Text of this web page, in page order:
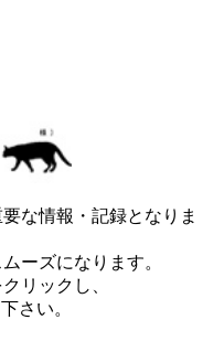
な情報・記録となりま
ーズになります。
リックし、
さい。